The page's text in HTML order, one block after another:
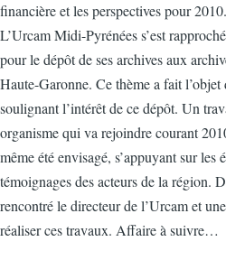
financière et les perspectives pour 2010.
L’Urcam Midi-Pyrénées s’est
pour le dépôt de ses archives aux
Haute-Garonne. Ce thème a fait l’objet
soulignant l’intérêt de ce dépôt. Un
organisme qui va rejoindre courant
même été envisagé, s’appuyant sur les
témoignages des acteurs de la région.
rencontré le directeur de l’Urcam et
réaliser ces travaux. Affaire à suivre…